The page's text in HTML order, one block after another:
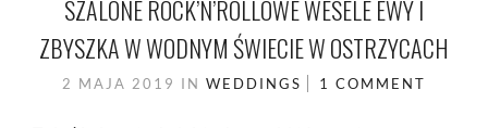
SZALONE ROCK’N’ROLLOWE WESELE EWY I
ZBYSZKA W WODNYM ŚWIECIE W OSTRZYCACH
2 MAJA 2019 IN WEDDINGS 1 COMMENT